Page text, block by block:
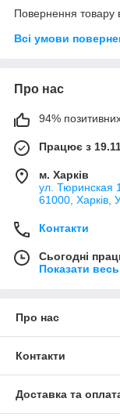
Повернення товару
Всі умови
Про нас
94% позитивних
Працює з
м. Харків
ул. Тюринская
61000, Харків,
Контакти
Сьогодні
Показати
Про нас
Контакти
Доставка та